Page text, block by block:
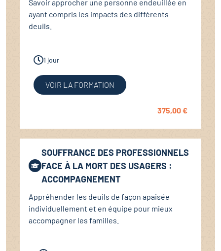
Savoir approcher une personne endeuillée en
ayant compris les impacts des différents
deuils.
1 jour
VOIR LA FORMATION
375,00€
SOUFFRANCE DES PROFESSIONNELS
FACE À LA MORT DES USAGERS :
ACCOMPAGNEMENT
Appréhender les deuils de façon apaisée
individuellement et en équipe pour mieux
accompagner les familles.